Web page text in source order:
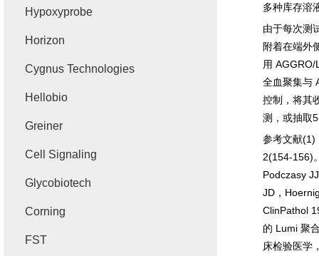
多种库存溶
由于每次测
附着在端外
用
全血聚集与
控制，将其
测，或抽取
参考文献(1)
2(154-156)
Podczasy JJ
JD ，
ClinPathol
的 Lumi 聚
床检验医学
Hypoxyprobe
Horizon
Cygnus Technologies
Hellobio
Greiner
Cell Signaling
Glycobiotech
Corning
FST